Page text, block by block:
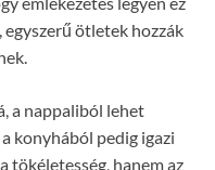
ötletek hozzák
a nappaliból lehet
konyhából pedig igazi
tökéletesség, hanem az